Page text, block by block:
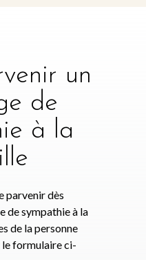
un
de
à la
parvenir dès
de sympathie à la
de la personne
formulaire ci-